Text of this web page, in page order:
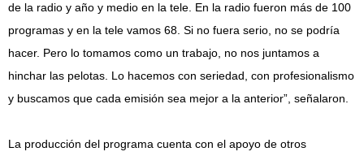
de la radio y año y medio en la tele. En la radio fueron más de 100
programas y en la tele vamos 68. Si no fuera serio, no se podría
hacer. Pero lo tomamos como un trabajo, no nos juntamos a
hinchar las pelotas. Lo hacemos con seriedad, con profesionalismo
y buscamos que cada emisión sea mejor a la anterior”, señalaron.
La producción del programa cuenta con el apoyo de otros